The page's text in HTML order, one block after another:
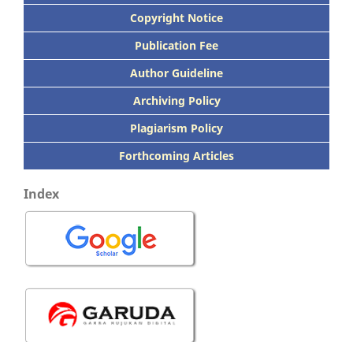
Copyright Notice
Publication Fee
Author Guideline
Archiving Policy
Plagiarism Policy
Forthcoming Articles
Index